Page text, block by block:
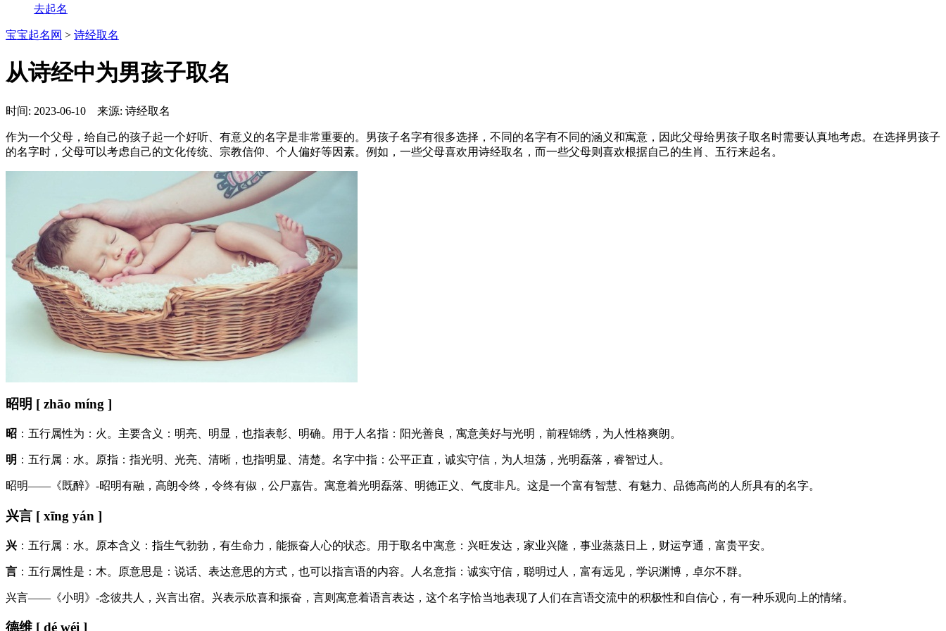
去起名
宝宝起名网 > 诗经取名
从诗经中为男孩子取名
时间: 2023-06-10 来源: 诗经取名
作为一个父母，给自己的孩子起一个好听、有意义的名字是非常重要的。男孩子名字有很多选择，不同的名字有不同的涵义和寓意，因此父母给男孩子取名时需要认真地考虑。在选择男孩子
的名字时，父母可以考虑自己的文化传统、宗教信仰、个人偏好等因素。例如，一些父母喜欢用诗经取名，而一些父母则喜欢根据自己的生肖、五行来起名。
昭明 [ zhāo míng ]
昭 ：五行属性为：火。主要含义：明亮、明显，也指表彰、明确。用于人名指：阳光善良，寓意美好与光明，前程锦绣，为人性格爽朗。
明 ：五行属：水。原指：指光明、光亮、清晰，也指明显、清楚。名字中指：公平正直，诚实守信，为人坦荡，光明磊落，睿智过人。
昭明——《既醉》-昭明有融，高朗令终，令终有俶，公尸嘉告。寓意着光明磊落、明德正义、气度非凡。这是一个富有智慧、有魅力、品德高尚的人所具有的名字。
兴言 [ xīng yán ]
兴 ：五行属：水。原本含义：指生气勃勃，有生命力，能振奋人心的状态。用于取名中寓意：兴旺发达，家业兴隆，事业蒸蒸日上，财运亨通，富贵平安。
言 ：五行属性是：木。原意思是：说话、表达意思的方式，也可以指言语的内容。人名意指：诚实守信，聪明过人，富有远见，学识渊博，卓尔不群。
兴言——《小明》-念彼共人，兴言出宿。兴表示欣喜和振奋，言则寓意着语言表达，这个名字恰当地表现了人们在言语交流中的积极性和自信心，有一种乐观向上的情绪。
德维 [ dé wéi ]